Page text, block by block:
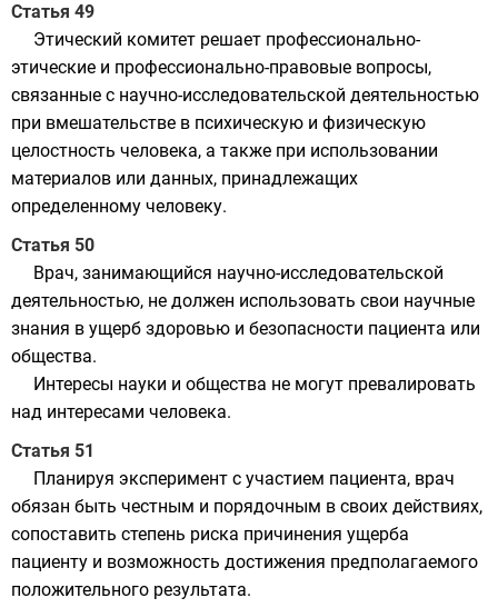
Статья 49
Этический комитет решает профессионально-
этические и профессионально-правовые вопросы,
связанные с научно-исследовательской деятельностью
при вмешательстве в психическую и физическую
целостность человека, а также при использовании
материалов или данных, принадлежащих
определенному человеку.
Статья 50
Врач, занимающийся научно-исследовательской
деятельностью, не должен использовать свои научные
знания в ущерб здоровью и безопасности пациента или
общества.
Интересы науки и общества не могут превалировать
над интересами человека.
Статья 51
Планируя эксперимент с участием пациента, врач
обязан быть честным и порядочным в своих действиях,
сопоставить степень риска причинения ущерба
пациенту и возможность достижения предполагаемого
положительного результата.